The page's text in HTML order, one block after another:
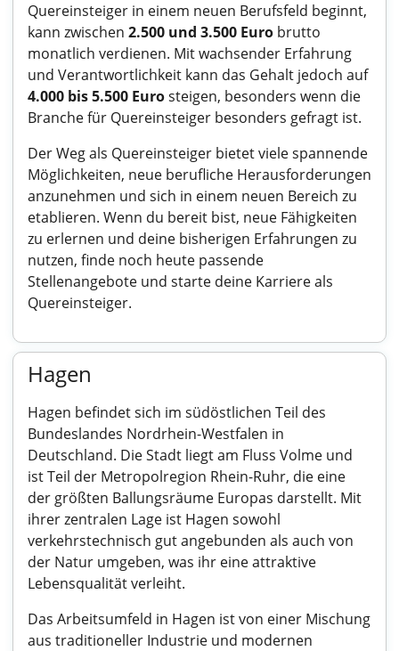
Quereinsteiger in einem neuen Berufsfeld beginnt,
kann zwischen 2.500 und 3.500 Euro brutto
monatlich verdienen. Mit wachsender Erfahrung
und Verantwortlichkeit kann das Gehalt jedoch auf
4.000 bis 5.500 Eurosteigen, besonders wenn die
Branche für Quereinsteiger besonders gefragt ist.
Der Weg als Quereinsteiger bietet viele spannende
Möglichkeiten, neue berufliche Herausforderungen
anzunehmen und sich in einem neuen Bereich zu
etablieren. Wenn du bereit bist, neue Fähigkeiten
zu erlernen und deine bisherigen Erfahrungen zu
nutzen, finde noch heute passende
Stellenangebote und starte deine Karriere als
Quereinsteiger.
Hagen
Hagen befindet sich im südöstlichen Teil des
Bundeslandes Nordrhein-Westfalen in
Deutschland. Die Stadt liegt am Fluss Volme und
ist Teil der Metropolregion Rhein-Ruhr, die eine
der größten Ballungsräume Europas darstellt. Mit
ihrer zentralen Lage ist Hagen sowohl
verkehrstechnisch gut angebunden als auch von
der Natur umgeben, was ihr eine attraktive
Lebensqualität verleiht.
Das Arbeitsumfeld in Hagen ist von einer Mischung
aus traditioneller Industrie und modernen